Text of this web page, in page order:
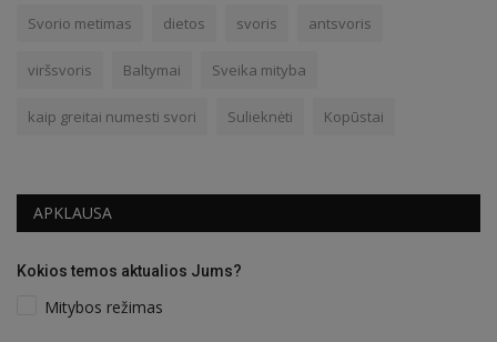
Svorio metimas dietos svoris antsvoris
viršsvoris Baltymai Sveika mityba
kaip greitai numesti svori Sulieknėti Kopūstai
APKLAUSA
Kokios temos aktualios Jums?
Mitybos režimas